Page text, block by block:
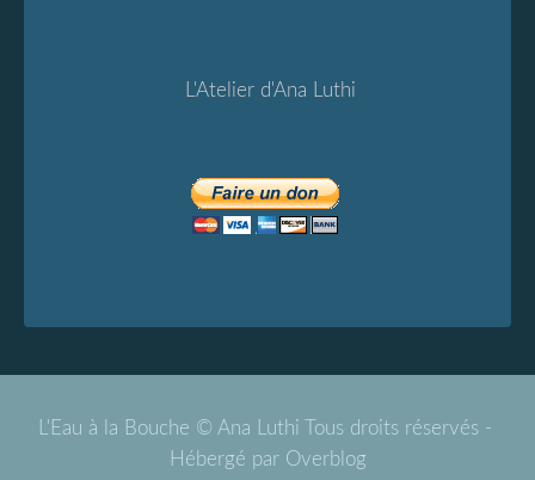
L'Atelier d'Ana Luthi
L'Eau à la Bouche © Ana Luthi Tous droits réservés -
Hébergé par Overblog